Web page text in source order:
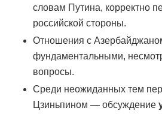
словам Путина, корректно
российской стороны.
Отношения с
фундаментальными,
вопросы.
Среди неожиданных тем
Цзиньпином — обсуждение